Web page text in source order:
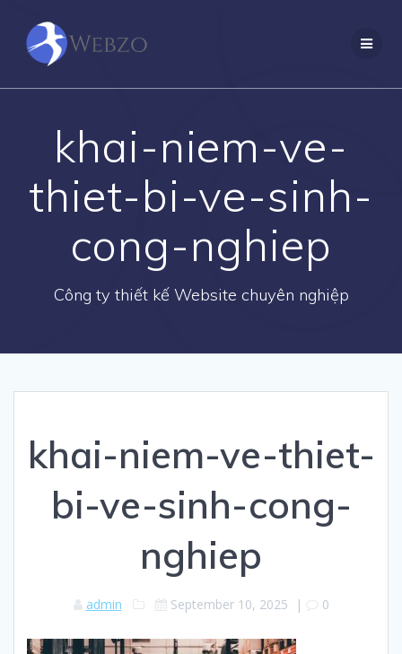
khai-niem-ve-
thiet-bi-ve-sinh-
cong-nghiep
Công ty thiết kế Website chuyên nghiệp
khai-niem-ve-thiet-
bi-ve-sinh-cong-
nghiep
admin September 10, 2025 | 0